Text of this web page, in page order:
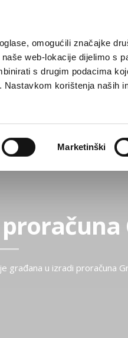
omogućili značajke
web-lokacije dijelimo s
s drugim podacima
korištenja naših
Marketinški
građana u izradi proračuna